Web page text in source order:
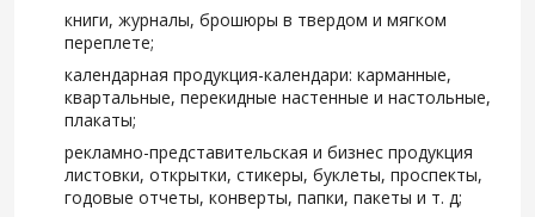
книги, журналы, брошюры в твердом и мягком
переплете;
календарная продукция-календари: карманные,
квартальные, перекидные настенные и настольные,
плакаты;
рекламно-представительская и бизнес продукция
листовки, открытки, стикеры, буклеты, проспекты,
годовые отчеты, конверты, папки, пакеты и т. д;